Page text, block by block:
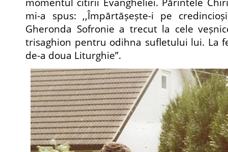
mi-a spus: ,,Împărtășește-i pe
Gheronda Sofronie a trecut la cele
trisaghion pentru odihna sufletului lui. La
de-a doua Liturghie”.